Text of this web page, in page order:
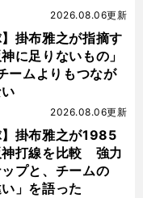
】掛布雅之が指摘す
に足りないもの」
ームよりもつなが
2026.08.06更新
】掛布雅之が1985
神打線を比較 強力
プと、チームの
い」を語った
2026.08.06更新